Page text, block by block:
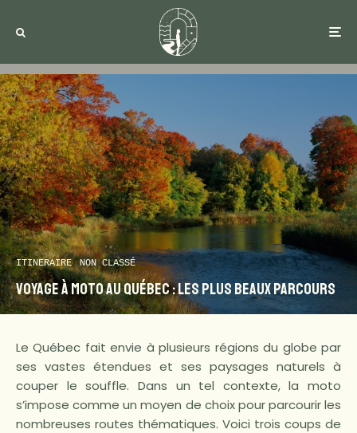
ITINERAIRE NON CLASSÉ
Voyage à moto au Québec : les plus beaux parcours
Le Québec fait envie à plusieurs régions du globe par
ses vastes étendues et ses paysages naturels à
couper le souffle. Dans un tel contexte, la moto
s’impose comme un moyen de choix pour parcourir les
nombreuses routes thématiques. Voici trois coups de